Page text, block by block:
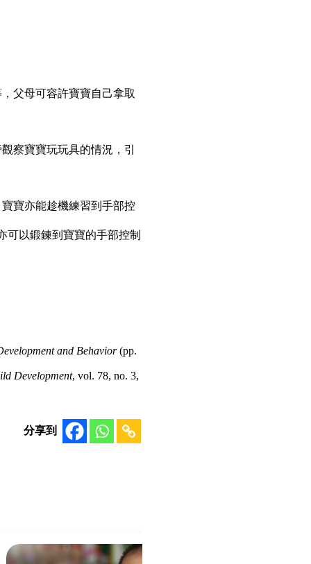
父母可容許寶寶自己拿取
察寶寶玩玩具的情況，引
寶亦能趁機練習到手部控
可以鍛鍊到寶寶的手部控制
and Behavior(pp.
Development, vol. 78, no. 3,
分享到